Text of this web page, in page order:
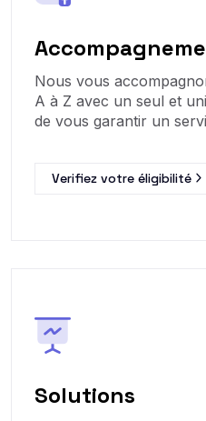
Nous vous
A à Z avec un seul et
de vous garantir un
Verifiez votre éligibilité
Solutions